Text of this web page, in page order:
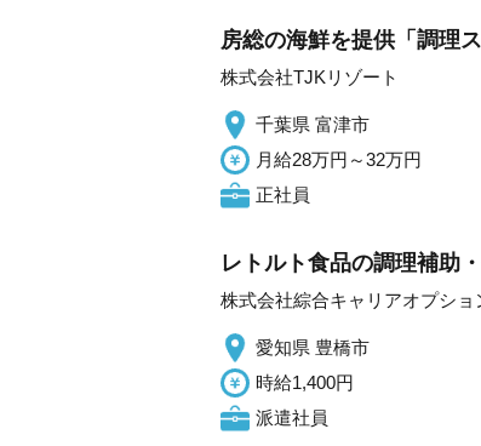
房総の海鮮を提供「調理
株式会社TJKリゾート
千葉県 富津市
月給28万円～32万円
正社員
レトルト食品の調理補助
株式会社綜合キャリアオプショ
愛知県 豊橋市
時給1,400円
派遣社員